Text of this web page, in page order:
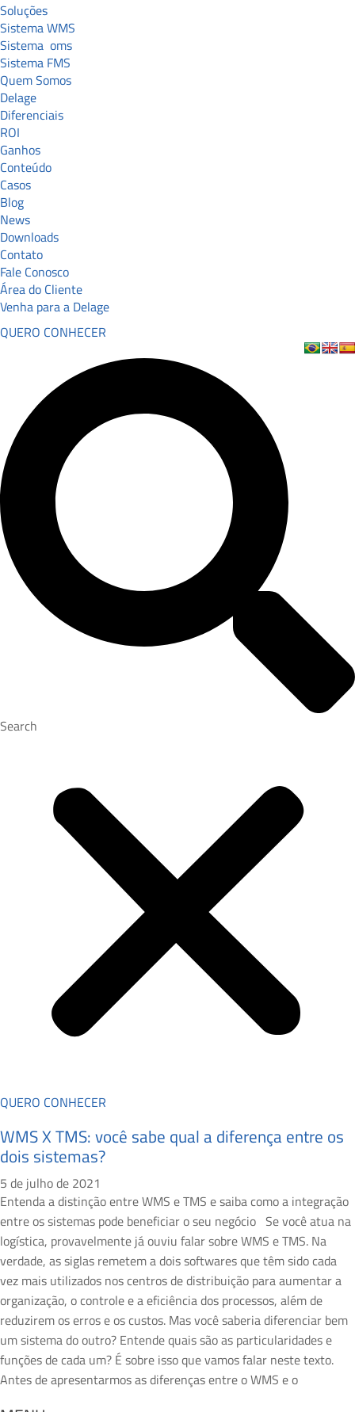
Soluções
Sistema WMS
Sistema oms
Sistema FMS
Quem Somos
Delage
Diferenciais
ROI
Ganhos
Conteúdo
Casos
Blog
News
Downloads
Contato
Fale Conosco
Área do Cliente
Venha para a Delage
QUERO CONHECER
Search
QUERO CONHECER
WMS X TMS: você sabe qual a diferença entre os
dois sistemas?
5 de julho de 2021
Entenda a distinção entre WMS e TMS e saiba como a integração
entre os sistemas pode beneficiar o seu negócio Se você atua na
logística, provavelmente já ouviu falar sobre WMS e TMS. Na
verdade, as siglas remetem a dois softwares que têm sido cada
vez mais utilizados nos centros de distribuição para aumentar a
organização, o controle e a eficiência dos processos, além de
reduzirem os erros e os custos. Mas você saberia diferenciar bem
um sistema do outro? Entende quais são as particularidades e
funções de cada um? É sobre isso que vamos falar neste texto.
Antes de apresentarmos as diferenças entre o WMS e o